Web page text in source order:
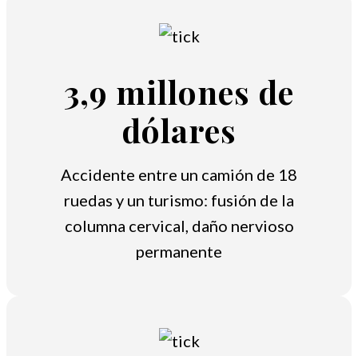
3,9 millones de
dólares
Accidente entre un camión de 18
ruedas y un turismo: fusión de la
columna cervical, daño nervioso
permanente